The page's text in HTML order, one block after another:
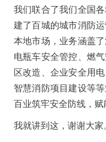
我们联合了我们全国
建了百城的城市消防
本地市场，业务涵盖了
电瓶车安全管控、燃
区改造、企业安全用电
智慧消防项目建设等
百业筑牢安全防线，赋
我就讲到这，谢谢大家。